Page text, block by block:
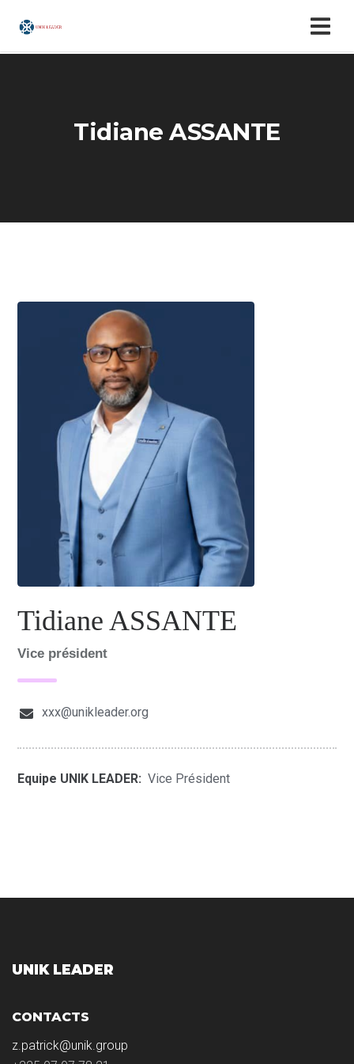
Tidiane ASSANTE
Tidiane ASSANTE
Vice président
xxx@unikleader.org
Equipe UNIK LEADER: Vice Président
UNIK LEADER
CONTACTS
z.patrick@unik.group